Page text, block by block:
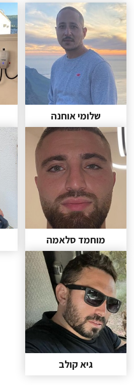
שלומי אוחנה
מוחמד סלאמה
גיא קולב